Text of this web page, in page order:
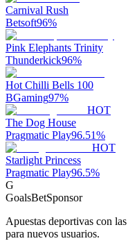
Carnival Rush
Betsoft96%
Pink Elephants Trinity
Thunderkick96%
Hot Chilli Bells 100
BGaming97%
HOT
The Dog House
Pragmatic Play96.51%
HOT
Starlight Princess
Pragmatic Play96.5%
G
GoalsBetSponsor
Apuestas deportivas con
para nuevos usuarios.